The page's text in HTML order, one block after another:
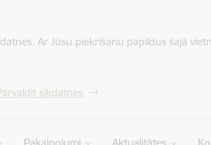
Ar Jūsu piekrišanu papildus šajā
sīkdatnes